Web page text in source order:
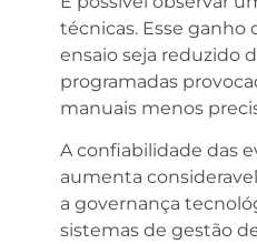
técnicas. Esse
ensaio seja reduzido
programadas
manuais menos
A confiabilidade das
aumenta
a governança
sistemas de gestão